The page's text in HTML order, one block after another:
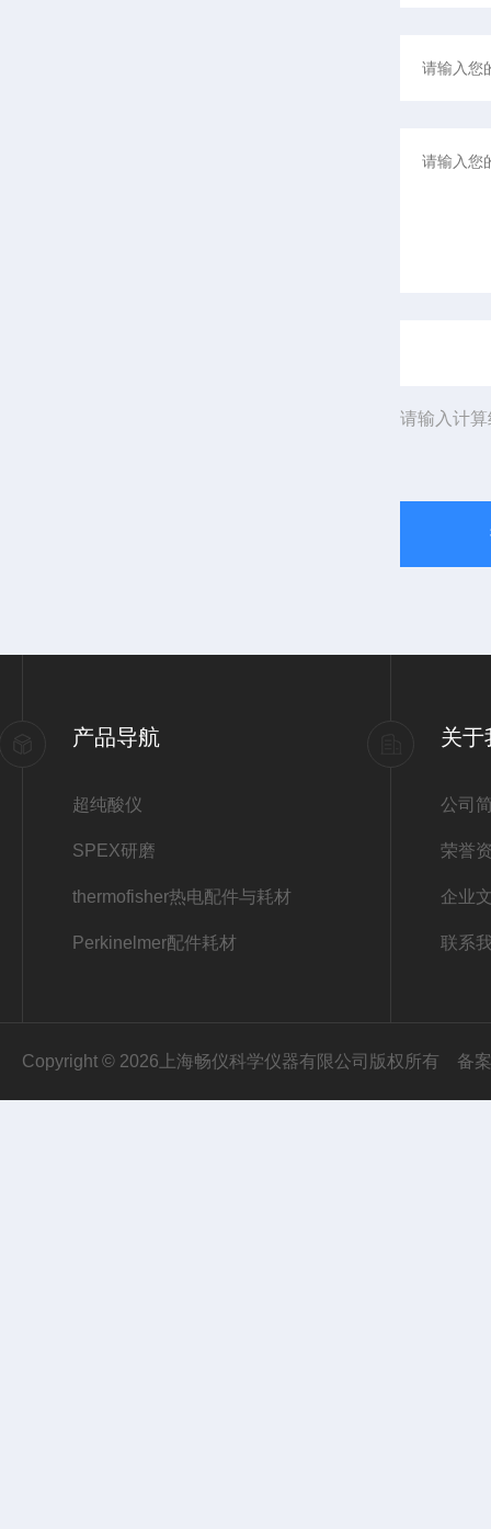
请输入计
产品导航
超纯酸仪
SPEX研磨
thermofisher热电配件与耗材
Perkinelmer配件耗材
关于
公司
荣誉
企业
联系
Copyright © 2026上海畅仪科学仪器有限公司版权所有 备